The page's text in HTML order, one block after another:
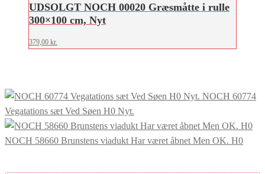
UDSOLGT NOCH 00020 Græsmåtte i rulle
300×100 cm, Nyt
379,00 kr.
NOCH 60774
Vegatations sæt Ved Søen H0 Nyt.
NOCH 58660 Brunstens viadukt Har været åbnet Men OK. H0